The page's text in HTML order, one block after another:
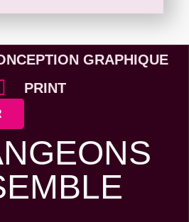
GRAPHIQUE
PRINT